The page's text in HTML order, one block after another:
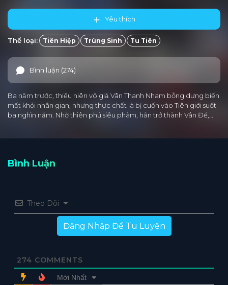
Yêu thích
Thể loại: Tiên Hiệp Trùng Sinh Tu Tiên
Bình luận (274)
Ba năm trước, thiếu niên võ giả Vân Thanh Nham bỗng dưng biến
mất khỏi nhân gian, nhưng thực chất là bị cuốn vào Tiên giới suốt
ba nghìn năm. Nhờ thiên phú siêu phàm, hắn trở thành Vân Đế,…
Bình Luận
Theo Dõi
Đăng Nhập Để Tu Luyện
274 COMMENTS
Mới Nhất